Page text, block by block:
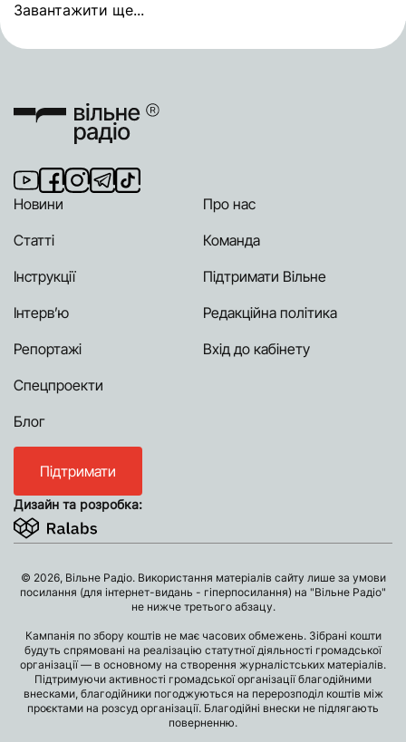
Завантажити ще...
Новини
Статті
Інструкції
Інтерв’ю
Репортажі
Спецпроекти
Блог
Про нас
Команда
Підтримати Вільне
Редакційна політика
Вхід до кабінету
Підтримати
Дизайн та розробка:
© 2026, Вільне Радіо. Використання матеріалів сайту лише за умови
посилання (для інтернет-видань - гіперпосилання) на "Вільне Радіо"
не нижче третього абзацу.
Кампанія по збору коштів не має часових обмежень. Зібрані кошти
будуть спрямовані на реалізацію статутної діяльності громадської
організації — в основному на створення журналістських матеріалів.
Підтримуючи активності громадської організації благодійними
внесками, благодійники погоджуються на перерозподіл коштів між
проєктами на розсуд організації. Благодійні внески не підлягають
поверненню.